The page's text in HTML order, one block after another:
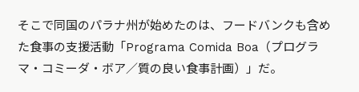
そこで同国のパラナ州が始めたのは、フードバンクも含め
た食事の支援活動「Programa Comida Boa（プログラ
マ・コミーダ・ボア／質の良い食事計画）」だ。